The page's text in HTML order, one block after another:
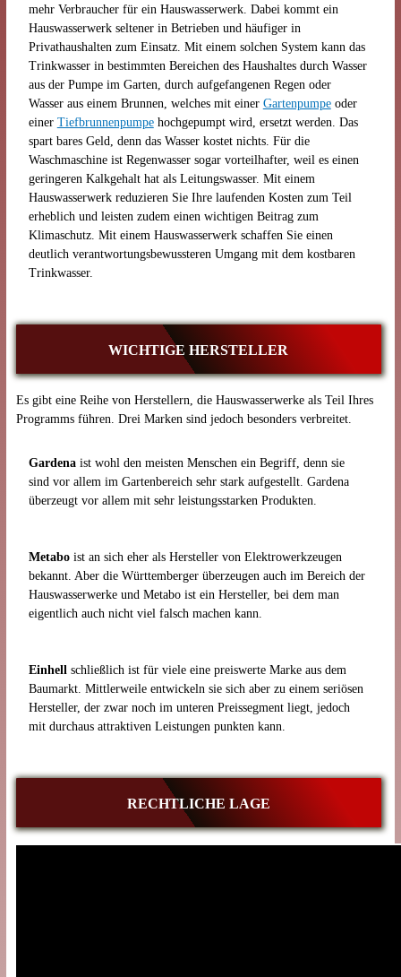
mehr Verbraucher für ein Hauswasserwerk. Dabei kommt ein
Hauswasserwerk seltener in Betrieben und häufiger in
Privathaushalten zum Einsatz. Mit einem solchen System kann das
Trinkwasser in bestimmten Bereichen des Haushaltes durch Wasser
aus der Pumpe im Garten, durch aufgefangenen Regen oder
Wasser aus einem Brunnen, welches mit einer Gartenpumpeoder
einer Tiefbrunnenpumpehochgepumpt wird, ersetzt werden. Das
spart bares Geld, denn das Wasser kostet nichts. Für die
Waschmaschine ist Regenwasser sogar vorteilhafter, weil es einen
geringeren Kalkgehalt hat als Leitungswasser. Mit einem
Hauswasserwerk reduzieren Sie Ihre laufenden Kosten zum Teil
erheblich und leisten zudem einen wichtigen Beitrag zum
Klimaschutz. Mit einem Hauswasserwerk schaffen Sie einen
deutlich verantwortungsbewussteren Umgang mit dem kostbaren
Trinkwasser.
WICHTIGE HERSTELLER
Es gibt eine Reihe von Herstellern, die Hauswasserwerke als Teil Ihres
Programms führen. Drei Marken sind jedoch besonders verbreitet.
Gardena ist wohl den meisten Menschen ein Begriff, denn sie
sind vor allem im Gartenbereich sehr stark aufgestellt. Gardena
überzeugt vor allem mit sehr leistungsstarken Produkten.
Metabo ist an sich eher als Hersteller von Elektrowerkzeugen
bekannt. Aber die Württemberger überzeugen auch im Bereich der
Hauswasserwerke und Metabo ist ein Hersteller, bei dem man
eigentlich auch nicht viel falsch machen kann.
Einhell schließlich ist für viele eine preiswerte Marke aus dem
Baumarkt. Mittlerweile entwickeln sie sich aber zu einem seriösen
Hersteller, der zwar noch im unteren Preissegment liegt, jedoch
mit durchaus attraktiven Leistungen punkten kann.
RECHTLICHE LAGE